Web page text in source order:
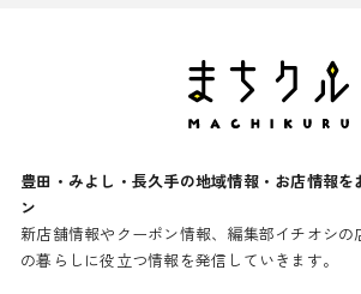
豊田・みよし・長久手の地域情報・お店情報を
ン
新店舗情報やクーポン情報、編集部イチオシの
の暮らしに役立つ情報を発信していきます。